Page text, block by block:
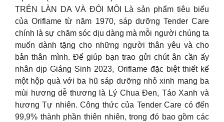
TRÊN LÀN DA VÀ ĐÔI MÔI Là sản phẩm tiêu biểu
của Oriflame từ năm 1970, sáp dưỡng Tender Care
chính là sự chăm sóc dịu dàng mà mỗi người chúng ta
muốn dành tặng cho những người thân yêu và cho
bản thân mình. Để giúp bạn trao gửi chút ân cần ấy
nhân dịp Giáng Sinh 2023, Oriflame đặc biệt thiết kế
một hộp quà với ba hũ sáp dưỡng nhỏ xinh mang ba
mùi hương dễ thương là Lý Chua Đen, Táo Xanh và
hương Tự nhiên. Công thức của Tender Care có đến
99,9% thành phần thiên nhiên, trong đó bao gồm các